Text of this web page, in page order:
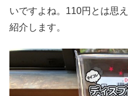
いですよね。110円とは思
紹介します。